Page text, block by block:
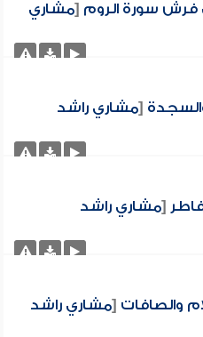
فرش سورة الروم [مشاري
[مشاري راشد
[مشاري راشد
والصافات [مشاري راشد